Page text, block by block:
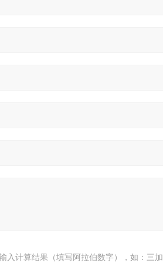
入计算结果（填写阿拉伯数字），如：三